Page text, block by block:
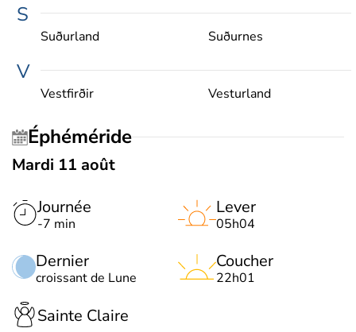
S
Suðurland Suðurnes
V
Vestfirðir Vesturland
Éphéméride
Mardi 11 août
Journée
-7 min
Dernier
croissant de Lune
Lever
05h04
Coucher
22h01
Sainte Claire